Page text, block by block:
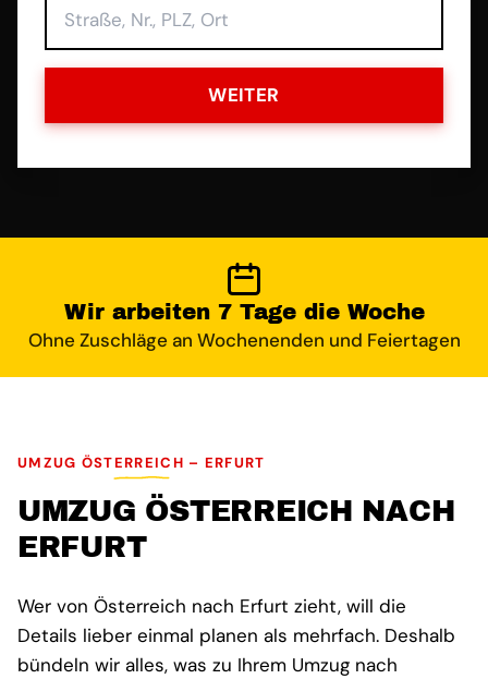
WEITER
Wir arbeiten 7 Tage die Woche
Ohne Zuschläge an Wochenenden und Feiertagen
UMZUG ÖSTERREICH – ERFURT
UMZUG ÖSTERREICH NACH
ERFURT
Wer von Österreich nach Erfurt zieht, will die
Details lieber einmal planen als mehrfach. Deshalb
bündeln wir alles, was zu Ihrem Umzug nach